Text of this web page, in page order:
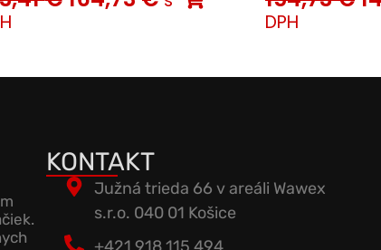
DPH
KONTAKT
Južná trieda 66 v areáli Wawex
s.r.o. 040 01 Košice
+421 918 115 494